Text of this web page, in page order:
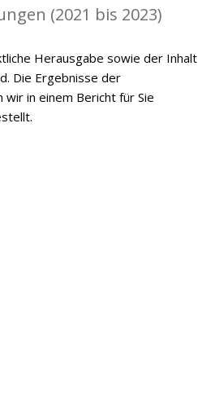
(2021 bis 2023)
Herausgabe sowie der Inhalt
Die Ergebnisse der
in einem Bericht für Sie